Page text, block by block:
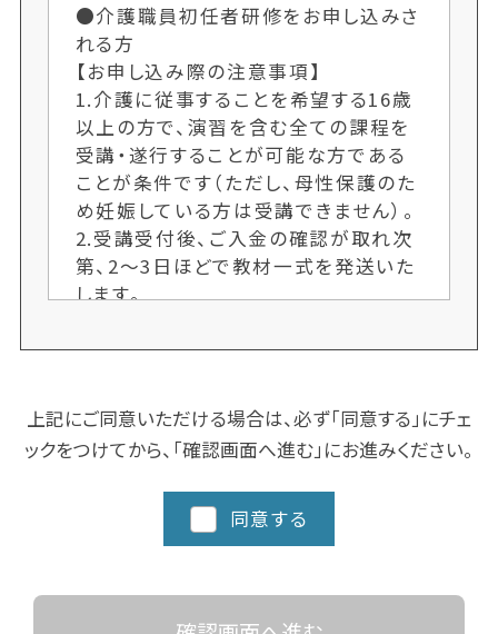
●介護職員初任者研修をお申し込みさ
れる方
【お申し込み際の注意事項】
1.介護に従事することを希望する16歳
以上の方で、演習を含む全ての課程を
受講・遂行することが可能な方である
ことが条件です（ただし、母性保護のた
め妊娠している方は受講できません）。
2.受講受付後、ご入金の確認が取れ次
第、2〜3日ほどで教材一式を発送いた
します。
数の場合、次回開講までお待ちいただ
はお早めにお願いします。又、人数によ
り開講しない場合もございます。ご了承
ください。
4.クラスにより日程や時間を変更する
場合がございますので、ご了承くださ
加カリキュラム、実習など時間数が異
なる場合がありますので、詳細な日程
上記にご同意いただける場合は、必ず「同意する」にチェ
ックをつけてから、「確認画面へ進む」にお進みください。
同意する